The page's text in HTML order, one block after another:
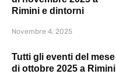
Rimini e dintorni
Novembre 4, 2025
Tutti gli eventi del mese
di ottobre 2025 a Rimini